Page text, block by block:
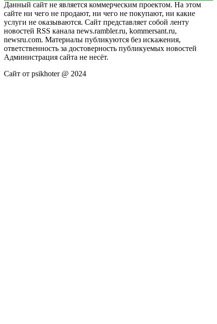
Данный сайт не является коммерческим проектом. На этом
сайте ни чего не продают, ни чего не покупают, ни какие
услуги не оказываются. Сайт представляет собой ленту
новостей RSS канала news.rambler.ru, kommersant.ru,
newsru.com. Материалы публикуются без искажения,
ответственность за достоверность публикуемых новостей
Администрация сайта не несёт.
Сайт от psikhoter @ 2024